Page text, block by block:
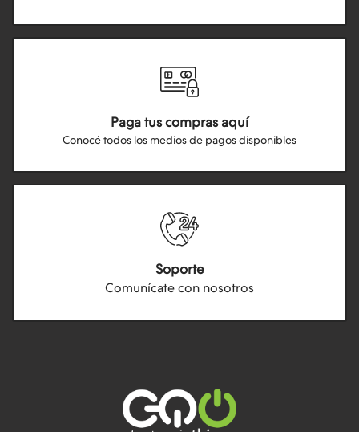
Paga tus compras aquí
Conocé todos los medios de pagos disponibles
Soporte
Comunícate con nosotros